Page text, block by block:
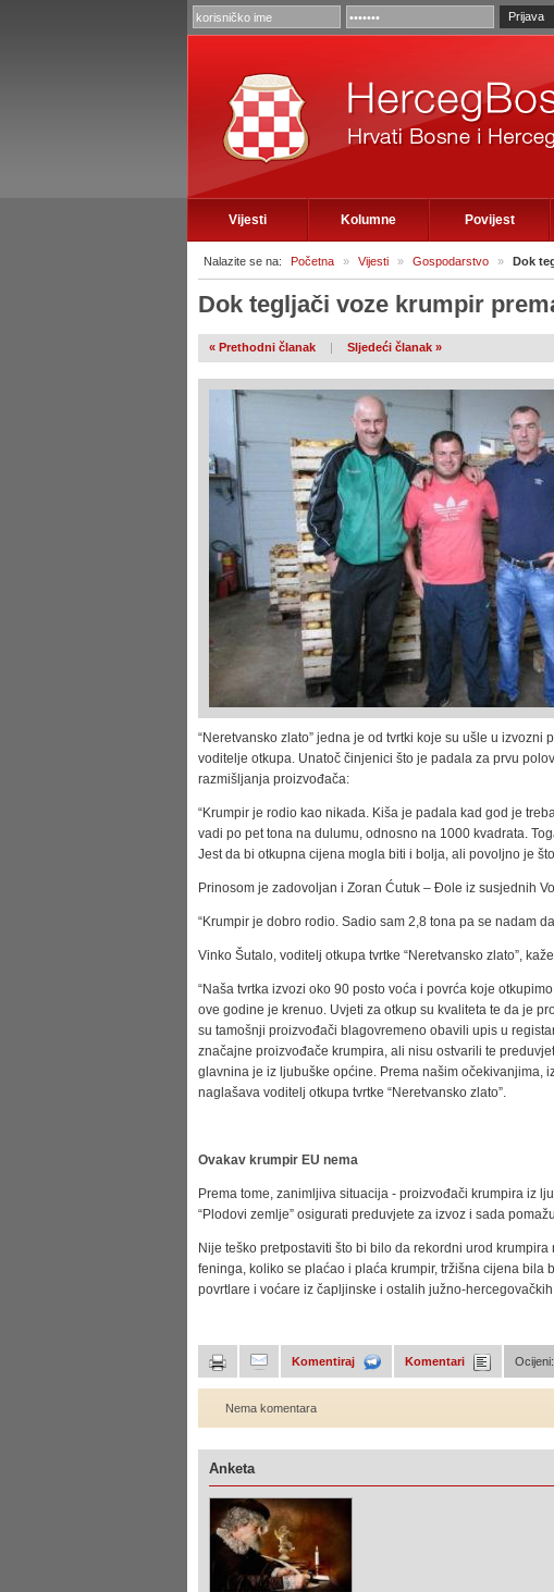
Vijesti Kolumne Povijest
Nalazite se na: Početna » Vijesti » Gospodarstvo » Dok
Dok tegljači voze krumpir
« Prethodni članak | Sljedeći članak »
“Neretvansko zlato” jedna je od tvrtki koje su ušle u
voditelje otkupa. Unatoč činjenici što je padala za prvu
razmišljanja proizvođača:
“Krumpir je rodio kao nikada. Kiša je padala kad god je
vadi po pet tona na dulumu, odnosno na 1000 kvadrata.
Jest da bi otkupna cijena mogla biti i bolja, ali povoljno je
Prinosom je zadovoljan i Zoran Ćutuk – Đole iz susjednih
“Krumpir je dobro rodio. Sadio sam 2,8 tona pa se nadam
Vinko Šutalo, voditelj otkupa tvrtke “Neretvansko zlato”,
“Naša tvrtka izvozi oko 90 posto voća i povrća koje
ove godine je krenuo. Uvjeti za otkup su kvaliteta te da je
su tamošnji proizvođači blagovremeno obavili upis u
značajne proizvođače krumpira, ali nisu ostvarili te
glavnina je iz ljubuške općine. Prema našim očekivanjima,
naglašava voditelj otkupa tvrtke “Neretvansko zlato”.
Ovakav krumpir EU nema
Prema tome, zanimljiva situacija - proizvođači krumpira iz
“Plodovi zemlje” osigurati preduvjete za izvoz i sada
Nije teško pretpostaviti što bi bilo da rekordni urod
feninga, koliko se plaćao i plaća krumpir, tržišna cijena bila
povrtlare i voćare iz čapljinske i ostalih južno-
Komentiraj Komentari Ocijeni:
Nema komentara
Anketa